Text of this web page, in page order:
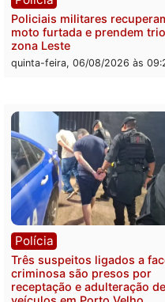
Polícia Militar
explosivos e
durante
Rio Madeira em
sexta-feira, 07/08/
Polícia
Policiais militares
moto furtada e
zona Leste